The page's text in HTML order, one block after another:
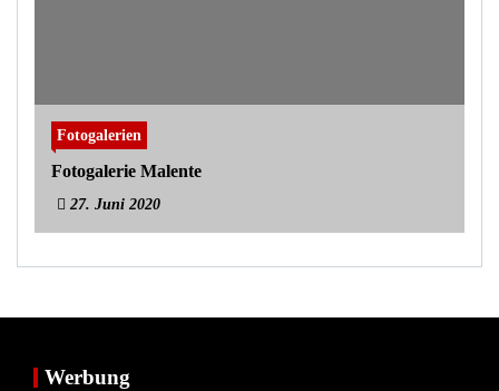
Fotogalerien
Fotogalerie Malente
27. Juni 2020
Werbung